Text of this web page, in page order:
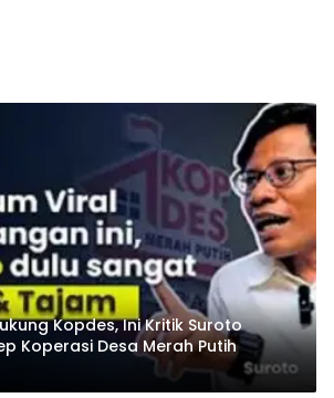
Kopdes, Ini Kritik Suroto
Koperasi Desa Merah Putih